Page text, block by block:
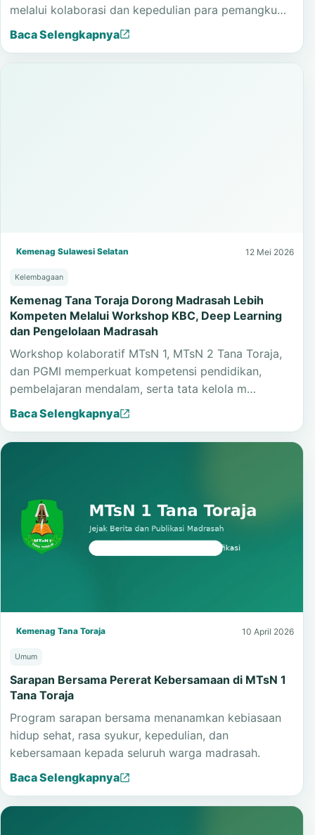
menghadirkan manfaat nyata bagi peserta didik
Kemenag Sulawesi Selatan 12 Mei 2026
Kelembagaan
Kemenag Tana Toraja Dorong Madrasah Lebih
Kompeten Melalui Workshop KBC, Deep Learning
dan Pengelolaan Madrasah
dan PGMI memperkuat kompetensi pendidikan,
Kemenag Tana Toraja 10 April 2026
Sarapan Bersama Pererat Kebersamaan di MTsN 1
Tana Toraja
hidup sehat, rasa syukur, kepedulian, dan